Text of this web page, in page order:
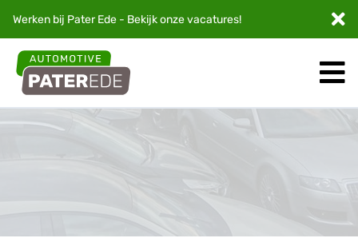
Werken bij Pater Ede - Bekijk onzevacatures!